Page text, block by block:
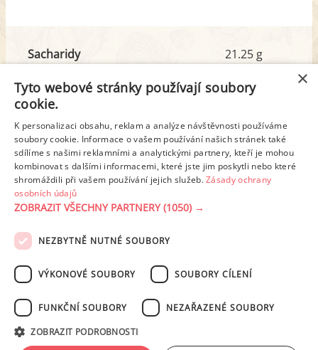
Sacharidy
21.25 g
Tuk
z toho nas. mastné kyseliny
13.19 g
5.16 g
Detailní rozpis
PODMÍNKY UŽITÍ ZÁSADY OCHRANY OSOBNÍCH ÚDAJŮ
NASTAVENÍ COOKIES
tohoto serveru je bez písemného souhlasu provozovatele zakázáno.
×
Tyto webové stránky používají soubory
cookie.
K personalizaci obsahu, reklam a analýze návštěvnosti používáme
soubory cookie. Informace o vašem používání našich stránek také
sdílíme s našimi reklamními a analytickými partnery, kteří je mohou
kombinovat s dalšími informacemi, které jste jim poskytli nebo které
shromáždili při vašem používání jejich služeb.Zásady ochrany
osobních údajů
ZOBRAZIT VŠECHNY PARTNERY(1050) →
NEZBYTNĚ NUTNÉ SOUBORY
VÝKONOVÉ SOUBORY SOUBORY CÍLENÍ
FUNKČNÍ SOUBORY NEZAŘAZENÉ SOUBORY
ZOBRAZIT PODROBNOSTI